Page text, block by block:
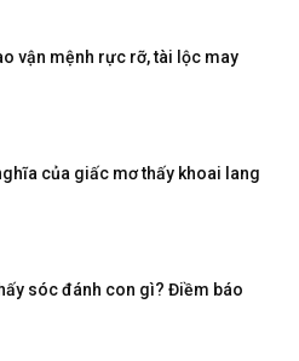
vận mệnh rực rỡ, tài lộc may
của giấc mơ thấy khoai lang
sóc đánh con gì? Điềm báo